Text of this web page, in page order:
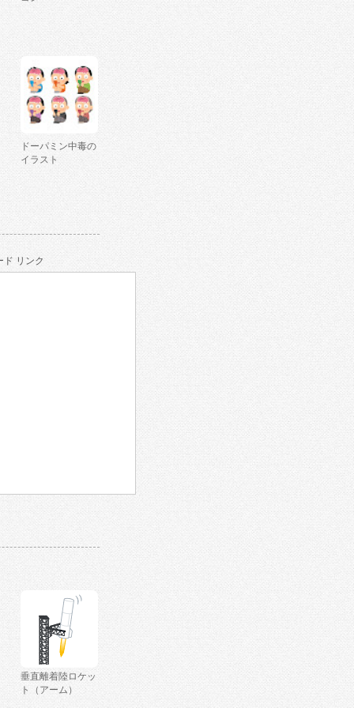
ドーパミン中毒の
イラスト
ド リンク
垂直離着陸ロケッ
ト（アーム）